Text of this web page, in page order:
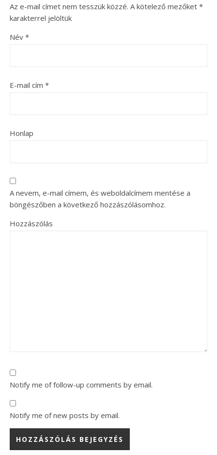
Az e-mail címet nem tesszük közzé. A kötelező mezőket *
karakterrel jelöltük
Név *
E-mail cím *
Honlap
A nevem, e-mail címem, és weboldalcímem mentése a
böngészőben a következő hozzászólásomhoz.
Hozzászólás
Notify me of follow-up comments by email.
Notify me of new posts by email.